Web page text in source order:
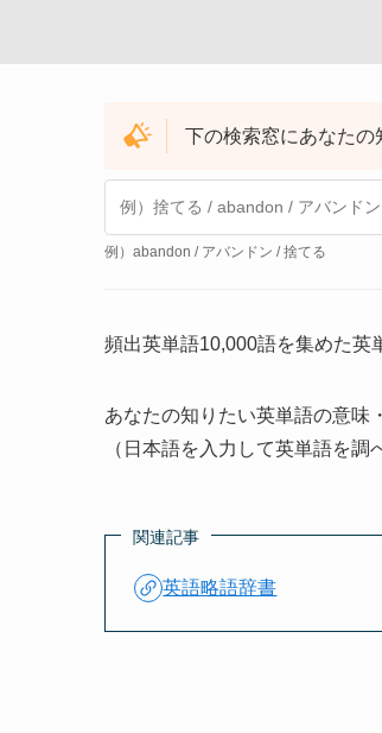
下の検索窓にあなたの
例）abandon / アバンドン / 捨てる
頻出英単語10,000語を集めた英
あなたの知りたい英単語の意味
（日本語を入力して英単語を調
関連記事
英語略語辞書